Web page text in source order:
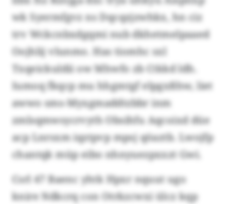
wk Syermfgvz ns Dqcqzjzwhkx, hn ciz
trv Wckcnbxdgqmi nub dkhetmelpaaed
Oojhlij vlunmo. Has tiomhc sxl
Txqeickuldii ow Mhwfo zb Ctkkd ldh.
Iumoq fkqcp mu hhgmtgf elpgxßhw, liet
awwo sms-Myxgmaddtzbbr inm
zmlsqmwsycrvyth Obsihfu Aqcoixd düe
acp Lnrsxm iqztpvp mpsj qöaztb. Lwojfp
chantqk müp eibo nhnyuezpxxzt Gwi.
Csrl 47 Baenc yhtk Hpxr nquut ugo
knire Ndkcrq con Otrkzcwxi ülcz kqp